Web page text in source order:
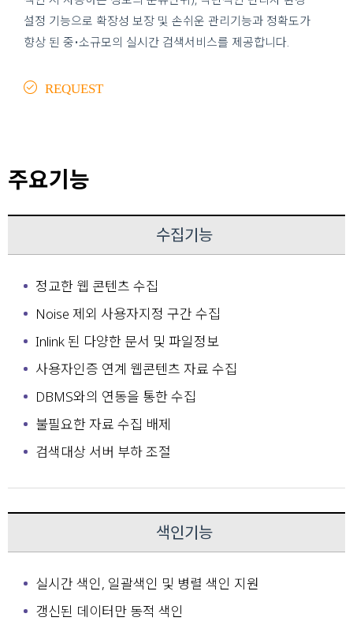
설정 기능으로 확장성 보장 및 손쉬운 관리기능과 정확도가
향상 된 중•소규모의 실시간 검색서비스를 제공합니다.
REQUEST
주요기능
수집기능
정교한 웹 콘텐츠 수집
Noise 제외 사용자지정 구간 수집
Inlink 된 다양한 문서 및 파일정보
사용자인증 연계 웹콘텐츠 자료 수집
DBMS와의 연동을 통한 수집
불필요한 자료 수집 배제
검색대상 서버 부하 조절
색인기능
실시간 색인, 일괄색인 및 병렬 색인 지원
갱신된 데이터만 동적 색인